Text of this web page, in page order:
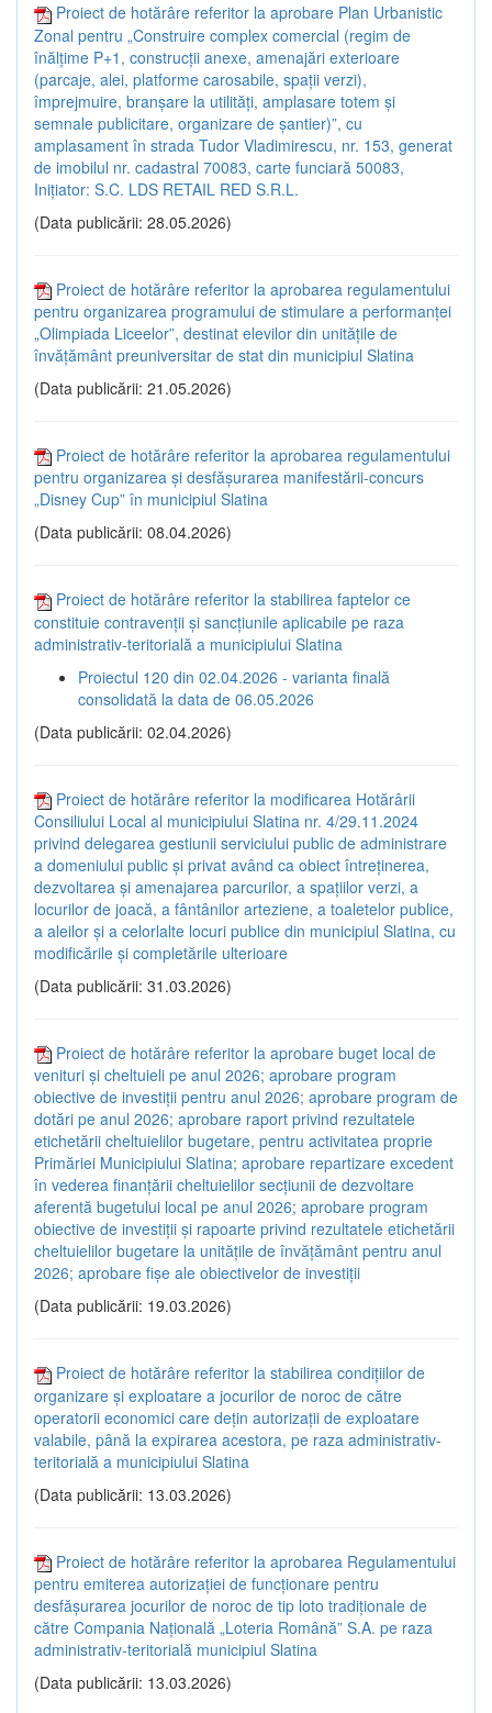
Proiect de hotărâre referitor la aprobare Plan Urbanistic
Zonal pentru „Construire complex comercial (regim de
înălțime P+1, construcții anexe, amenajări exterioare
(parcaje, alei, platforme carosabile, spații verzi),
împrejmuire, branșare la utilități, amplasare totem și
semnale publicitare, organizare de șantier)”, cu
amplasament în strada Tudor Vladimirescu, nr. 153, generat
de imobilul nr. cadastral 70083, carte funciară 50083,
Inițiator: S.C. LDS RETAIL RED S.R.L.
(Data publicării: 28.05.2026)
Proiect de hotărâre referitor la aprobarea regulamentului
pentru organizarea programului de stimulare a performanței
„Olimpiada Liceelor”, destinat elevilor din unitățile de
învățământ preuniversitar de stat din municipiul Slatina
(Data publicării: 21.05.2026)
Proiect de hotărâre referitor la aprobarea regulamentului
pentru organizarea și desfășurarea manifestării-concurs
„Disney Cup” în municipiul Slatina
(Data publicării: 08.04.2026)
Proiect de hotărâre referitor la stabilirea faptelor ce
constituie contravenții și sancțiunile aplicabile pe raza
administrativ-teritorială a municipiului Slatina
Proiectul 120 din 02.04.2026 - varianta finală
consolidată la data de 06.05.2026
(Data publicării: 02.04.2026)
Proiect de hotărâre referitor la modificarea Hotărârii
Consiliului Local al municipiului Slatina nr. 4/29.11.2024
privind delegarea gestiunii serviciului public de administrare
a domeniului public și privat având ca obiect întreținerea,
dezvoltarea și amenajarea parcurilor, a spațiilor verzi, a
locurilor de joacă, a fântânilor arteziene, a toaletelor publice,
a aleilor și a celorlalte locuri publice din municipiul Slatina, cu
modificările și completările ulterioare
(Data publicării: 31.03.2026)
Proiect de hotărâre referitor la aprobare buget local de
venituri și cheltuieli pe anul 2026; aprobare program
obiective de investiții pentru anul 2026; aprobare program de
dotări pe anul 2026; aprobare raport privind rezultatele
etichetării cheltuielilor bugetare, pentru activitatea proprie
Primăriei Municipiului Slatina; aprobare repartizare excedent
în vederea finanțării cheltuielilor secțiunii de dezvoltare
aferentă bugetului local pe anul 2026; aprobare program
obiective de investiții și rapoarte privind rezultatele etichetării
cheltuielilor bugetare la unitățile de învățământ pentru anul
2026; aprobare fișe ale obiectivelor de investiții
(Data publicării: 19.03.2026)
Proiect de hotărâre referitor la stabilirea condițiilor de
organizare și exploatare a jocurilor de noroc de către
operatorii economici care dețin autorizații de exploatare
valabile, până la expirarea acestora, pe raza administrativ-
teritorială a municipiului Slatina
(Data publicării: 13.03.2026)
Proiect de hotărâre referitor la aprobarea Regulamentului
pentru emiterea autorizației de funcționare pentru
desfășurarea jocurilor de noroc de tip loto tradiționale de
către Compania Națională „Loteria Română” S.A. pe raza
administrativ-teritorială municipiul Slatina
(Data publicării: 13.03.2026)